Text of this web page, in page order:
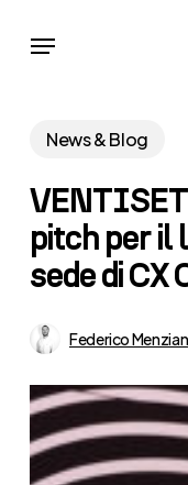
Menu
News & Blog
pitch per il
sede di CX
Federico